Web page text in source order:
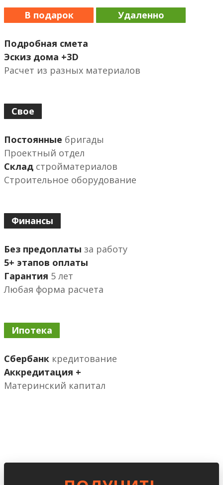
В подарок Удаленно
Подробная смета
Эскиз дома +3D
Расчет из разных материалов
Свое
Постоянные бригады
Проектный отдел
Склад стройматериалов
Строительное оборудование
Финансы
Без предоплаты за работу
5+ этапов оплаты
Гарантия 5 лет
Любая форма расчета
Ипотека
Сбербанк кредитование
Аккредитация +
Материнский капитал